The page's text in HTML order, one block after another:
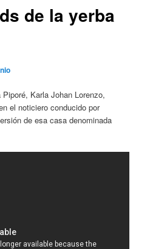
de la yerba
Karla Johan Lorenzo,
el noticiero conducido por
de esa casa denominada